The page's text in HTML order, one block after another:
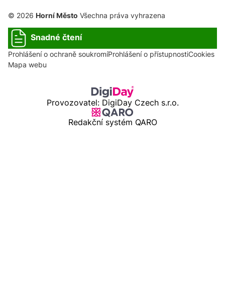
© 2026 Horní Město Všechna práva vyhrazena
Snadné čtení
Prohlášení o ochraně soukromíProhlášení o přístupnostiCookies
Mapa webu
Provozovatel: DigiDay Czech s.r.o.
Redakční systém QARO